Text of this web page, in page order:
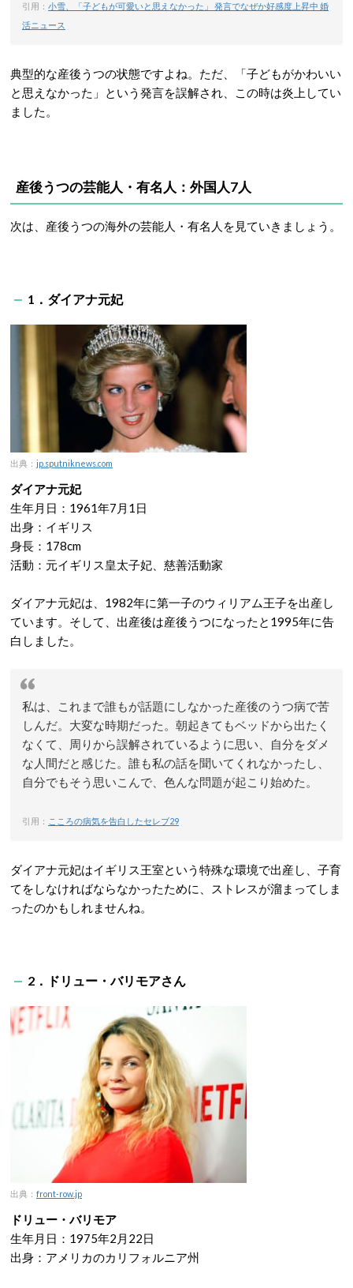
引用： 小雪、「子どもが可愛いと思えなかった」 発言でなぜか好感度上昇中 婚
活ニュース
典型的な産後うつの状態ですよね。ただ、「子どもがかわいい
と思えなかった」という発言を誤解され、この時は炎上してい
ました。
産後うつの芸能人・有名人：外国人7人
次は、産後うつの海外の芸能人・有名人を見ていきましょう。
1．ダイアナ元妃
出典： jp.sputniknews.com
ダイアナ元妃
生年月日：1961年7月1日
出身：イギリス
身長：178cm
活動：元イギリス皇太子妃、慈善活動家
ダイアナ元妃は、1982年に第一子のウィリアム王子を出産し
ています。そして、出産後は産後うつになったと1995年に告
白しました。
私は、これまで誰もが話題にしなかった産後のうつ病で苦
しんだ。大変な時期だった。朝起きてもベッドから出たく
なくて、周りから誤解されているように思い、自分をダメ
な人間だと感じた。誰も私の話を聞いてくれなかったし、
自分でもそう思いこんで、色んな問題が起こり始めた。
引用： こころの病気を告白したセレブ29
ダイアナ元妃はイギリス王室という特殊な環境で出産し、子育
てをしなければならなかったために、ストレスが溜まってしま
ったのかもしれませんね。
2．ドリュー・バリモアさん
出典： front-row.jp
ドリュー・バリモア
生年月日：1975年2月22日
出身：アメリカのカリフォルニア州